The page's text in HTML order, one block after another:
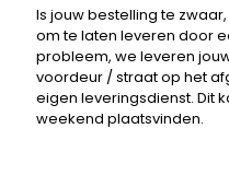
Is jouw bestelling te
om te laten leveren door
probleem, we leveren
voordeur / straat op het
eigen leveringsdienst. Dit
weekend plaatsvinden.